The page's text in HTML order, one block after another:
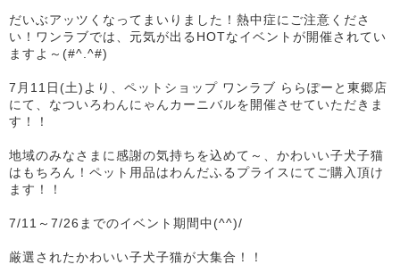
だいぶアッツくなってまいりました！熱中症にご注意くださ
い！ワンラブでは、元気が出るHOTなイベントが開催されてい
ますよ～(#^.^#)
7月11日(土)より、ペットショップ ワンラブ ららぽーと東郷店
にて、なついろわんにゃんカーニバルを開催させていただきま
す！！
地域のみなさまに感謝の気持ちを込めて～、かわいい子犬子猫
はもちろん！ペット用品はわんだふるプライスにてご購入頂け
ます！！
7/11～7/26までのイベント期間中(^^)/
厳選されたかわいい子犬子猫が大集合！！